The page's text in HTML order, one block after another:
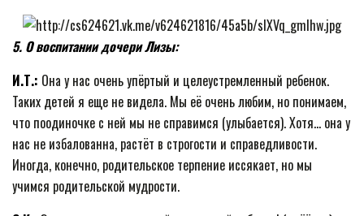
5. О воспитании дочери Лизы:
И.Т.: Она у нас очень упёртый и целеустремленный ребенок.
Таких детей я еще не видела. Мы её очень любим, но понимаем,
что поодиночке с ней мы не справимся (улыбается). Хотя… она у
нас не избалованна, растёт в строгости и справедливости.
Иногда, конечно, родительское терпение иссякает, но мы
учимся родительской мудрости.